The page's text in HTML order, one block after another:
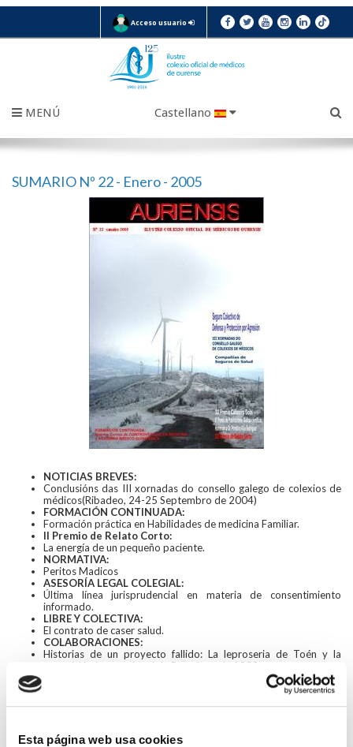
Esta página web usa cookies
Acceso usuario
MENÚ Castellano
SUMARIO Nº 22 - Enero - 2005
NOTICIAS BREVES:
Conclusións das III xornadas do consello galego de colexios de
médicos(Ribadeo, 24-25 Septembro de 2004)
FORMACIÓN CONTINUADA:
Formación práctica en Habilidades de medicina Familiar.
II Premio de Relato Corto:
La energía de un pequeño paciente.
NORMATIVA:
Peritos Madicos
ASESORÍA LEGAL COLEGIAL:
Última línea jurisprudencial en materia de consentimiento
informado.
LIBRE Y COLECTIVA:
El contrato de caser salud.
COLABORACIONES:
Historias de un proyecto fallido: La leproseria de Toén y la
exposición internacional de Barcelona de 1929